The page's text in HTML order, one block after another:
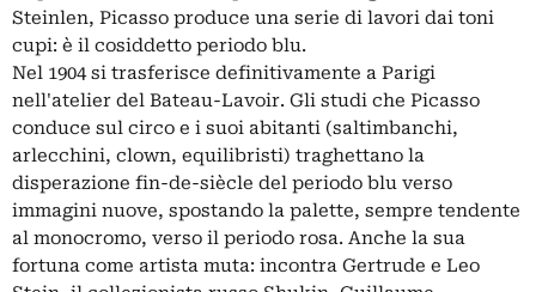
Steinlen, Picasso produce una serie di lavori dai toni
cupi: è il cosiddetto periodo blu.
Nel 1904 si trasferisce definitivamente a Parigi
nell'atelier del Bateau-Lavoir. Gli studi che Picasso
conduce sul circo e i suoi abitanti (saltimbanchi,
arlecchini, clown, equilibristi) traghettano la
disperazione fin-de-siècle del periodo blu verso
immagini nuove, spostando la palette, sempre tendente
al monocromo, verso il periodo rosa. Anche la sua
fortuna come artista muta: incontra Gertrude e Leo